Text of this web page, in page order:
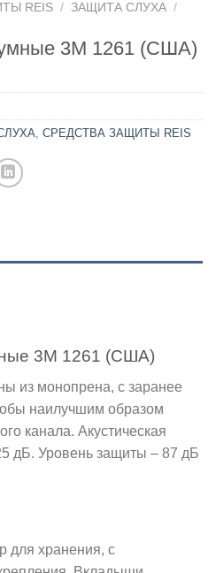
REIS / ЗАЩИТА СЛУХА /
3M 1261 (США)
, СРЕДСТВА ЗАЩИТЫ REIS
3M 1261 (США)
из монопрена, с заранее
наилучшим образом
канала. Акустическая
дБ. Уровень защиты – 87 дБ
для хранения, с